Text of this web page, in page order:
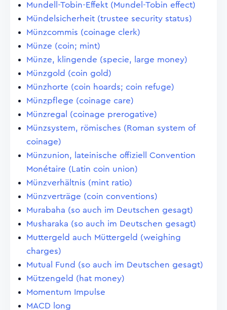
Mundell-Tobin-Effekt (Mundel-Tobin effect)
Mündelsicherheit (trustee security status)
Münzcommis (coinage clerk)
Münze (coin; mint)
Münze, klingende (specie, large money)
Münzgold (coin gold)
Münzhorte (coin hoards; coin refuge)
Münzpflege (coinage care)
Münzregal (coinage prerogative)
Münzsystem, römisches (Roman system of
coinage)
Münzunion, lateinische offiziell Convention
Monétaire (Latin coin union)
Münzverhältnis (mint ratio)
Münzverträge (coin conventions)
Murabaha (so auch im Deutschen gesagt)
Musharaka (so auch im Deutschen gesagt)
Muttergeld auch Müttergeld (weighing
charges)
Mutual Fund (so auch im Deutschen gesagt)
Mützengeld (hat money)
Momentum Impulse
MACD long